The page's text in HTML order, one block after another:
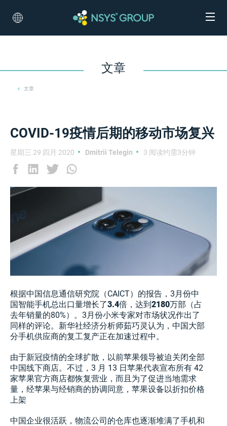
文章
文章
COVID-19疫情后期的移动市场复兴
星期三 29 四月 2020 Dmitrii Telegin 3 阅读约需3分钟
根据中国信息通信研究院（CAICT）的报告，3月份中
国智能手机总出口量增长了3.4倍，达到2180万部（占
去年销量的80%）。3月份小米专家对市场状况作出了
同样的评论。新华社经济分析师茹巧灵认为，中国大部
分手机供应商的复工复产正在加速过程中。
由于新冠疫情的全球扩散，以前苹果领导被迫关闭全部
中国线下商店。不过，3 月 13 日苹果代表宣布所有 42
家苹果官方商店都恢复营业，而且为了促进当地需求
量，经苹果与经销商的协调同意，苹果设备以折扣价格
上架
中国企业很活跃，物流公司的仓库也逐渐堆满了手机和